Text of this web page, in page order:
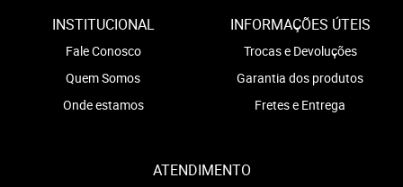
INSTITUCIONAL
Fale Conosco
Quem Somos
Onde estamos
INFORMAÇÕES ÚTEIS
Trocas e Devoluções
Garantia dos produtos
Fretes e Entrega
ATENDIMENTO